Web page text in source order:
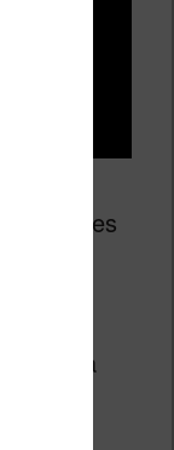
quelques
est
H2O à
plus